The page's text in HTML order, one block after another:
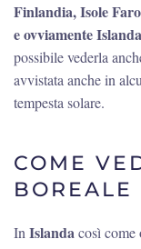
Finlandia, Isole
e ovviamente
possibile vederla
avvistata anche in
tempesta solare.
COME
In Islandacosì come